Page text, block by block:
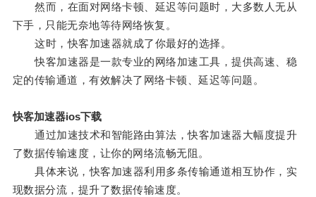
然而，在面对网络卡顿、延迟等问题时，大多数人无从
下手，只能无奈地等待网络恢复。
这时，快客加速器就成了你最好的选择。
快客加速器是一款专业的网络加速工具，提供高速、稳
定的传输通道，有效解决了网络卡顿、延迟等问题。
快客加速器ios下载
通过加速技术和智能路由算法，快客加速器大幅度提升
了数据传输速度，让你的网络流畅无阻。
具体来说，快客加速器利用多条传输通道相互协作，实
现数据分流，提升了数据传输速度。